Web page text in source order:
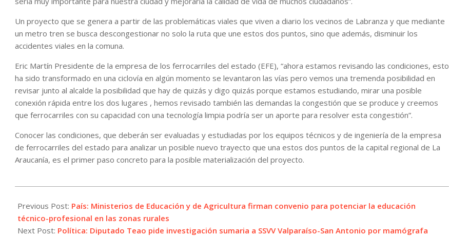
Un proyecto que se genera a partir de las problemáticas viales que viven a diario los vecinos de Labranza y que mediante
un metro tren se busca descongestionar no solo la ruta que une estos dos puntos, sino que además, disminuir los
accidentes viales en la comuna.
Eric Martín Presidente de la empresa de los ferrocarriles del estado (EFE), “ahora estamos revisando las condiciones, esto
ha sido transformado en una ciclovía en algún momento se levantaron las vías pero vemos una tremenda posibilidad en
revisar junto al alcalde la posibilidad que hay de quizás y digo quizás porque estamos estudiando, mirar una posible
conexión rápida entre los dos lugares , hemos revisado también las demandas la congestión que se produce y creemos
que ferrocarriles con su capacidad con una tecnología limpia podría ser un aporte para resolver esta congestión”.
Conocer las condiciones, que deberán ser evaluadas y estudiadas por los equipos técnicos y de ingeniería de la empresa
de ferrocarriles del estado para analizar un posible nuevo trayecto que una estos dos puntos de la capital regional de La
Araucanía, es el primer paso concreto para la posible materialización del proyecto.
05-
04
Previous Post: País: Ministerios de Educación y de Agricultura firman convenio para potenciar la educación
técnico-profesional en las zonas rurales
Next Post: Política: Diputado Teao pide investigación sumaria a SSVV Valparaíso-San Antonio por mamógrafa